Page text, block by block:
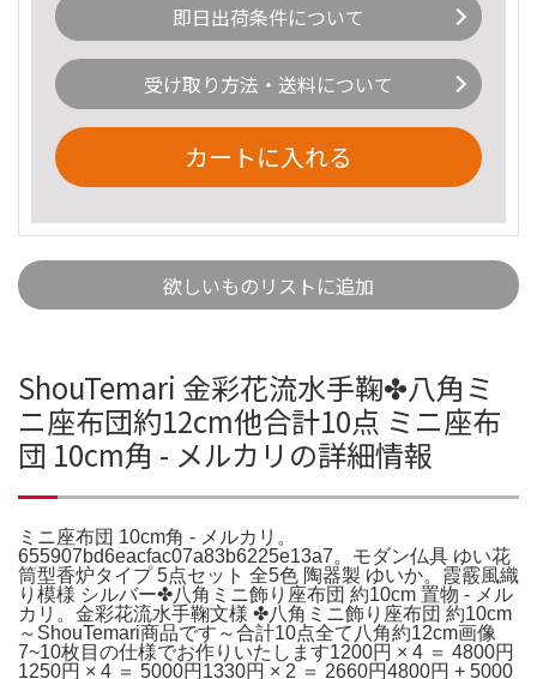
即日出荷条件について
受け取り方法・送料について
カートに入れる
欲しいものリストに追加
ShouTemari 金彩花流水手鞠✤八角ミ
ニ座布団約12cm他合計10点 ミニ座布
団 10cm角 - メルカリの詳細情報
ミニ座布団 10cm角 - メルカリ。
655907bd6eacfac07a83b6225e13a7。モダン仏具 ゆい花
筒型香炉タイプ 5点セット 全5色 陶器製 ゆいか。霞霰風織
り模様 シルバー✤八角ミニ飾り座布団 約10cm 置物 - メル
カリ。金彩花流水手鞠文様 ✤八角ミニ飾り座布団 約10cm
～ShouTemari商品です～合計10点全て八角約12cm画像
7~10枚目の仕様でお作りいたします1200円 × 4 ＝ 4800円
1250円 × 4 ＝ 5000円1330円 × 2 ＝ 2660円4800円 + 5000